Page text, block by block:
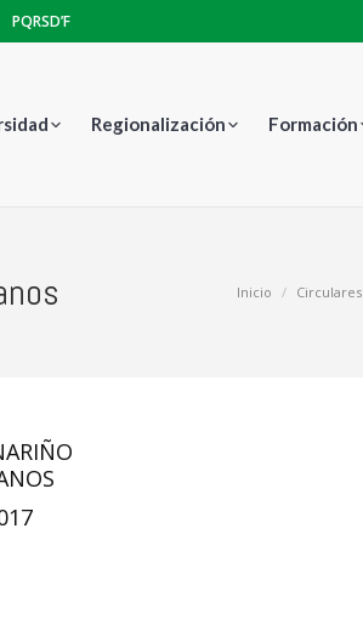
PQRSD’F
Regionalización Formación
Inicio Circulares